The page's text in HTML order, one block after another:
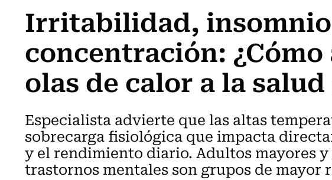
Irritabilidad,
concentración:
olas de calor a la
Especialista advierte que las altas
sobrecarga fisiológica que impacta
y el rendimiento diario. Adultos mayores y
trastornos mentales son grupos de mayor